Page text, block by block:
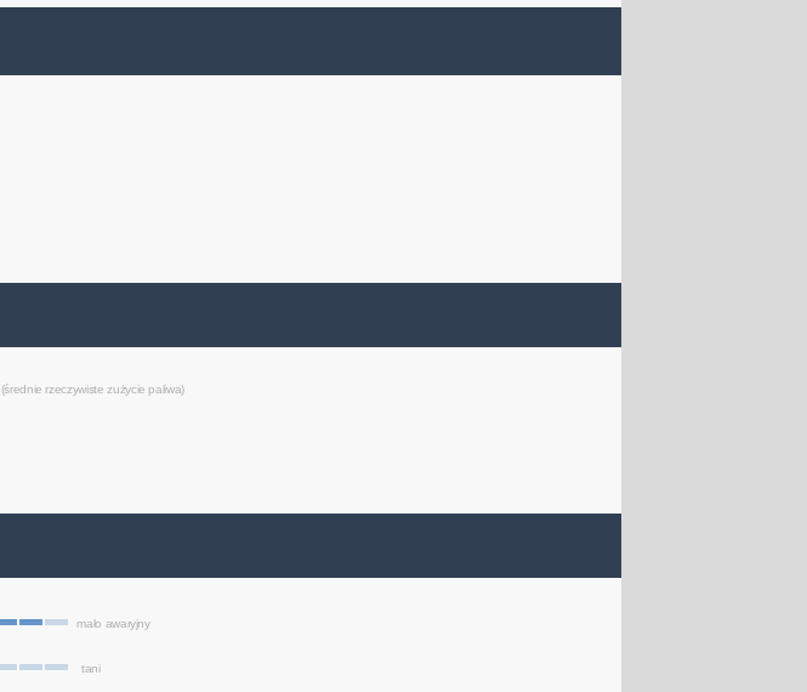
(średnie rzeczywiste zużycie paliwa)
mało awaryjny
tani